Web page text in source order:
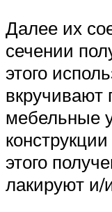
Далее их
сечении
этого
вкручивают
мебельные
этого
лакируют и/